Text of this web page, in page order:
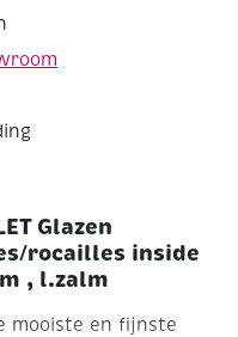
Glazen
rocailles inside
, l.zalm
mooiste en fijnste